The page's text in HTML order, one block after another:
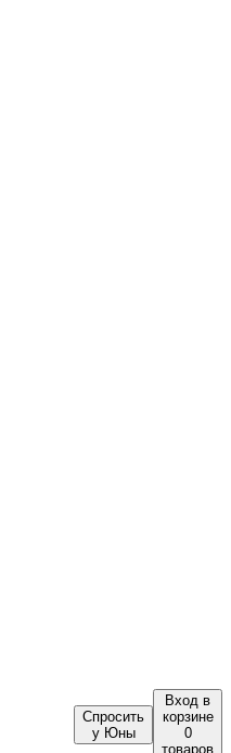
Спросить
у Юны
Вход в
корзине
0
товаров